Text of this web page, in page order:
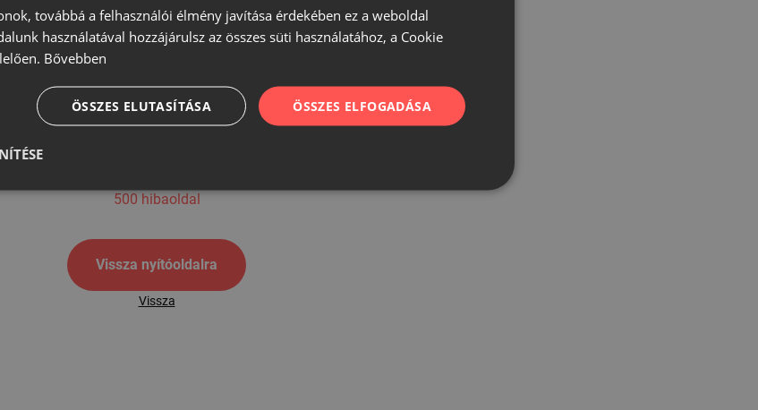
500
500 hibaoldal
Vissza nyítóoldalra
Vissza
továbbá a felhasználói élmény javítása érdekében ez a weboldal
használatával hozzájárulsz az összes süti használatához, a Cookie
Bővebben
ÖSSZES ELFOGADÁSA
ÖSSZES ELUTASÍTÁSA